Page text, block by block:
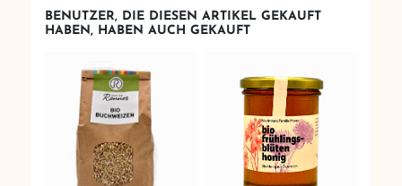
BENUTZER, DIE DIESEN ARTIKEL GEKAUFT
HABEN, HABEN AUCH GEKAUFT